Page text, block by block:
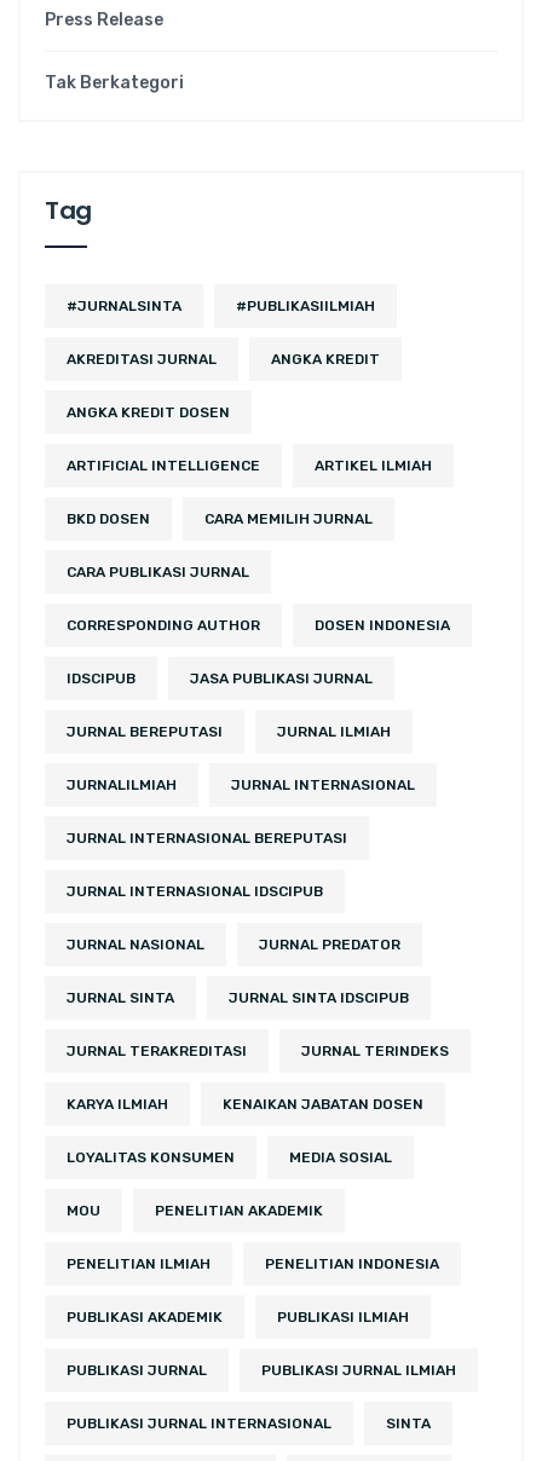
Press Release
Tak Berkategori
Tag
#JURNALSINTA #PUBLIKASIILMIAH
AKREDITASI JURNAL ANGKA KREDIT
ANGKA KREDIT DOSEN
ARTIFICIAL INTELLIGENCE ARTIKEL ILMIAH
BKD DOSEN CARA MEMILIH JURNAL
CARA PUBLIKASI JURNAL
CORRESPONDING AUTHOR DOSEN INDONESIA
IDSCIPUB JASA PUBLIKASI JURNAL
JURNAL BEREPUTASI JURNAL ILMIAH
JURNALILMIAH JURNAL INTERNASIONAL
JURNAL INTERNASIONAL BEREPUTASI
JURNAL INTERNASIONAL IDSCIPUB
JURNAL NASIONAL JURNAL PREDATOR
JURNAL SINTA JURNAL SINTA IDSCIPUB
JURNAL TERAKREDITASI JURNAL TERINDEKS
KARYA ILMIAH KENAIKAN JABATAN DOSEN
LOYALITAS KONSUMEN MEDIA SOSIAL
MOU PENELITIAN AKADEMIK
PENELITIAN ILMIAH PENELITIAN INDONESIA
PUBLIKASI AKADEMIK PUBLIKASI ILMIAH
PUBLIKASI JURNAL PUBLIKASI JURNAL ILMIAH
PUBLIKASI JURNAL INTERNASIONAL SINTA